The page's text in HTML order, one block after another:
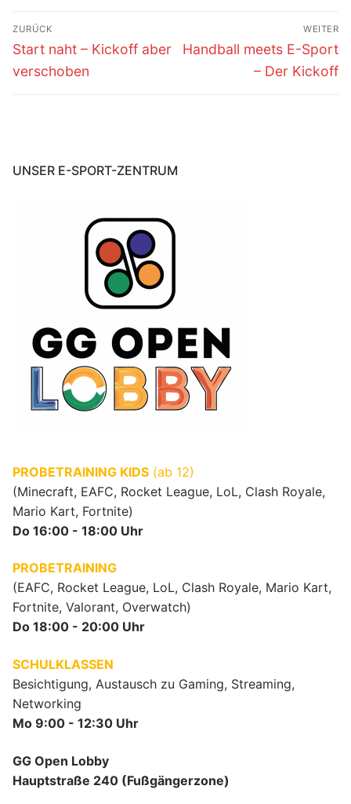
Beitragsnavigation
ZURÜCK
Vorheriger
Beitrag:
Start naht – Kickoff aber
verschoben
WEITER
Nächster
Handball meets E-Sport
– Der Kickoff
UNSER E-SPORT-ZENTRUM
PROBETRAINING KIDS (ab 12)
(Minecraft, EAFC, Rocket League, LoL, Clash Royale,
Mario Kart, Fortnite)
Do 16:00 - 18:00 Uhr
PROBETRAINING
(EAFC, Rocket League, LoL, Clash Royale, Mario Kart,
Fortnite, Valorant, Overwatch)
Do 18:00 - 20:00 Uhr
SCHULKLASSEN
Besichtigung, Austausch zu Gaming, Streaming,
Networking
Mo 9:00 - 12:30 Uhr
GG Open Lobby
Hauptstraße 240 (Fußgängerzone)